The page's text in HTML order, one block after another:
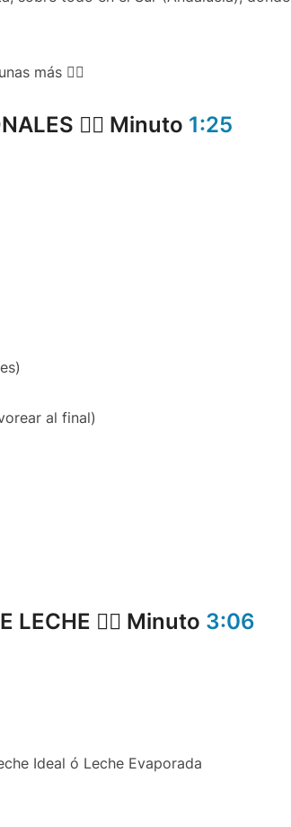
más 👌🏻
👉🏻 Minuto 1:25
al final)
LECHE 👉🏻 Minuto 3:06
Ideal ó Leche Evaporada